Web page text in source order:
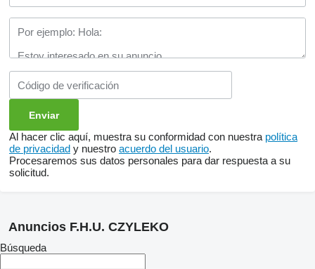
Al hacer clic aquí, muestra su conformidad con nuestra política
de privacidad y nuestro acuerdo del usuario.
Procesaremos sus datos personales para dar respuesta a su
solicitud.
Anuncios F.H.U. CZYLEKO
Búsqueda